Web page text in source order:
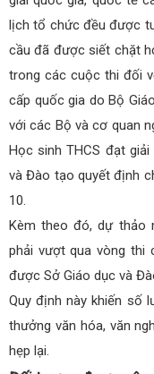
lịch tổ chức đều được
cầu đã được siết chặt
trong các cuộc thi đối
cấp quốc gia do Bộ
với các Bộ và cơ quan
Học sinh THCS đạt
và Đào tạo quyết định
10.
Kèm theo đó, dự thảo
phải vượt qua vòng thi
được Sở Giáo dục và
Quy định này khiến số
thưởng văn hóa, văn
hẹp lại.